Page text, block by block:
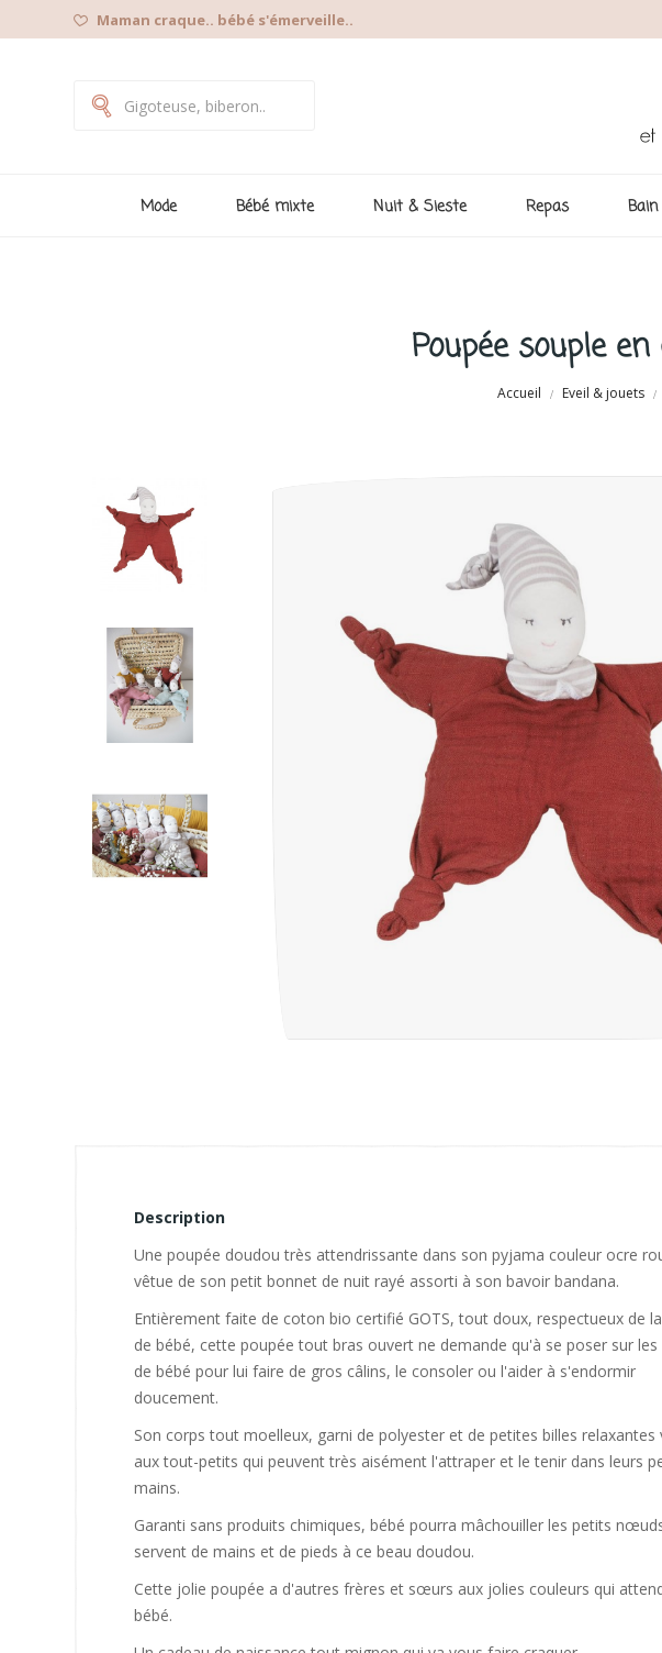
Maman craque.. bébé s'émerveille..
Mode Bébé mixte Nuit & Sieste Repas Bain
Poupée souple
Accueil Eveil & jouets
Description
Une poupée doudou très attendrissante dans son pyjama couleur ocre
vêtue de son petit bonnet de nuit rayé assorti à son bavoir bandana.
Entièrement faite de coton bio certifié GOTS, tout doux, respectueux de
de bébé, cette poupée tout bras ouvert ne demande qu'à se poser sur les
de bébé pour lui faire de gros câlins, le consoler ou l'aider à s'endormir
doucement.
Son corps tout moelleux, garni de polyester et de petites billes relaxantes
aux tout-petits qui peuvent très aisément l'attraper et le tenir dans leurs
mains.
Garanti sans produits chimiques, bébé pourra mâchouiller les petits
servent de mains et de pieds à ce beau doudou.
Cette jolie poupée a d'autres frères et sœurs aux jolies couleurs qui
bébé.